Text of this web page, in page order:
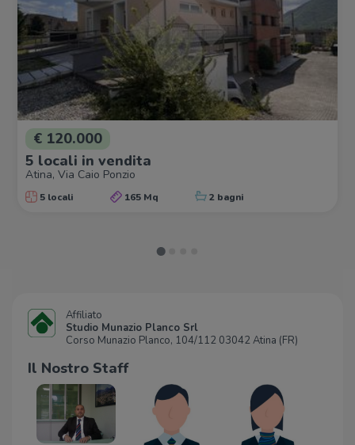
€ 120.000
5 locali in vendita
Atina, Via Caio Ponzio
5 locali 165 Mq 2 bagni
Affiliato
Studio Munazio Planco Srl
Corso Munazio Planco, 104/112 03042 Atina (FR)
Il Nostro Staff